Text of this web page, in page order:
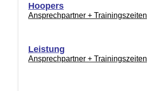
Hoopers
Ansprechpartner + Trainingszeiten
Leistung
Ansprechpartner + Trainingszeiten